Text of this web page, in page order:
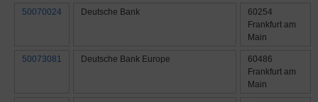
50070024 Deutsche Bank
60254
Frankfurt am
Main
50073081 Deutsche Bank Europe
60486
Frankfurt am
Main